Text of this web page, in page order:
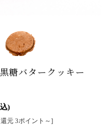
糖バタークッキー
)
元 3ポイント～]